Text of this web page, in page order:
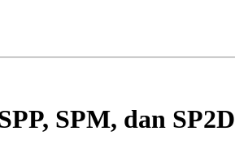
SPM, dan SP2D